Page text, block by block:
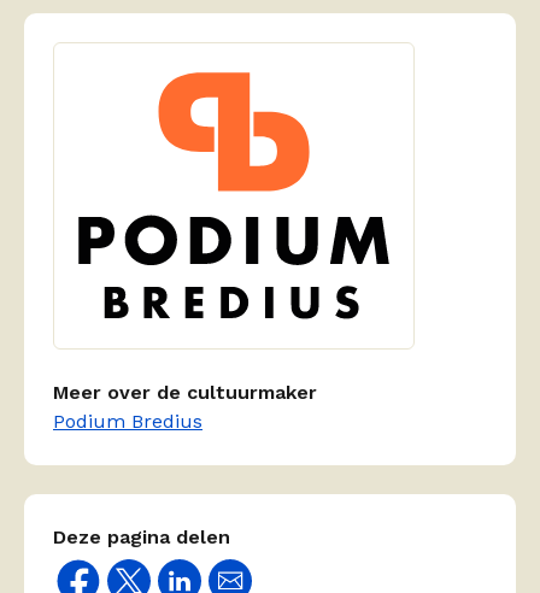
Meer over de cultuurmaker
Podium Bredius
Deze pagina delen